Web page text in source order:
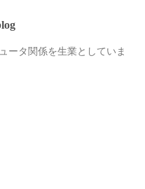
ータ関係を生業としていま